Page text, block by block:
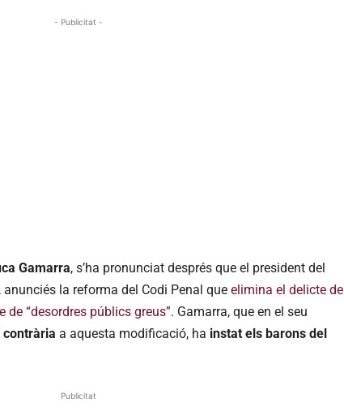
- Publicitat -
Gamarra, s’ha pronunciat després que el president del
, anunciés la reforma del Codi Penal que elimina el delicte de
“desordres públics greus”. Gamarra, que en el seu
a aquesta modificació, ha instat els barons del
Publicitat